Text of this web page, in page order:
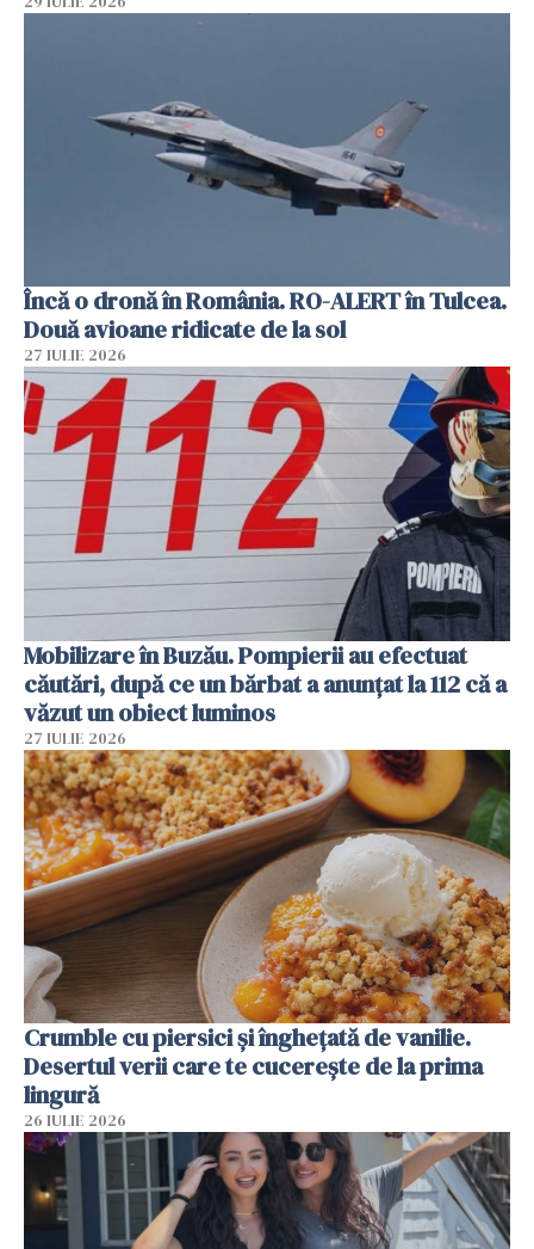
Încă o dronă în România. RO-ALERT în Tulcea.
Două avioane ridicate de la sol
27 IULIE 2026
Mobilizare în Buzău. Pompierii au efectuat
căutări, după ce un bărbat a anunțat la 112 că a
văzut un obiect luminos
27 IULIE 2026
Crumble cu piersici și înghețată de vanilie.
Desertul verii care te cucerește de la prima
lingură
26 IULIE 2026